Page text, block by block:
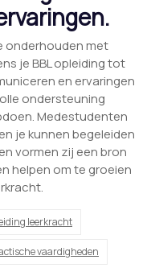
onderhouden met
je BBL opleiding tot
en ervaringen
ondersteuning
Medestudenten
je kunnen begeleiden
vormen zij een bron
helpen om te groeien
leerkracht
vaardigheden